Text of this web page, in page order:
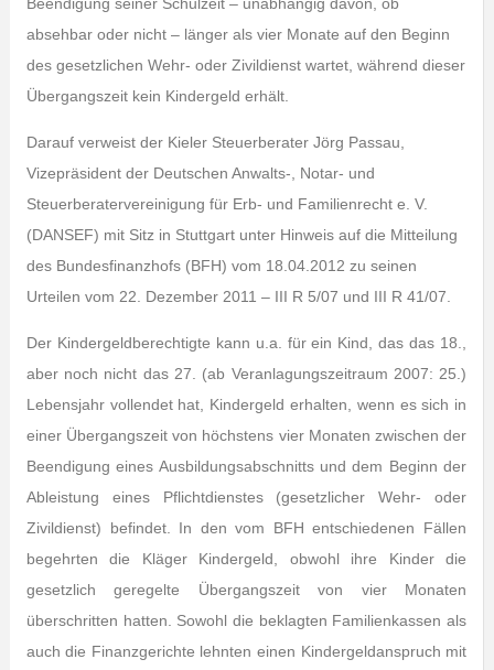
absehbar oder nicht – länger als vier Monate auf den Beginn
des gesetzlichen Wehr- oder Zivildienst wartet, während dieser
Übergangszeit kein Kindergeld erhält.
Darauf verweist der Kieler Steuerberater Jörg Passau,
Vizepräsident der Deutschen Anwalts-, Notar- und
Steuerberatervereinigung für Erb- und Familienrecht e. V.
(DANSEF) mit Sitz in Stuttgart unter Hinweis auf die Mitteilung
des Bundesfinanzhofs (BFH) vom 18.04.2012 zu seinen
Urteilen vom 22. Dezember 2011 – III R 5/07 und III R 41/07.
Der Kindergeldberechtigte kann u.a. für ein Kind, das das 18.,
aber noch nicht das 27. (ab Veranlagungszeitraum 2007: 25.)
Lebensjahr vollendet hat, Kindergeld erhalten, wenn es sich in
einer Übergangszeit von höchstens vier Monaten zwischen der
Beendigung eines Ausbildungsabschnitts und dem Beginn der
Ableistung eines Pflichtdienstes (gesetzlicher Wehr- oder
Zivildienst) befindet. In den vom BFH entschiedenen Fällen
begehrten die Kläger Kindergeld, obwohl ihre Kinder die
gesetzlich geregelte Übergangszeit von vier Monaten
überschritten hatten. Sowohl die beklagten Familienkassen als
auch die Finanzgerichte lehnten einen Kindergeldanspruch mit